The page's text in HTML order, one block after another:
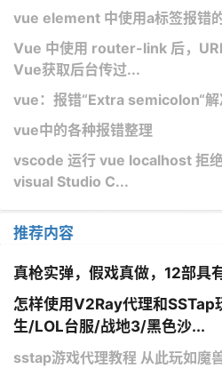
vue element 中使用a标签报错
Vue 中使用 router-link 后，
Vue获取后台传过...
vue：报错“Extra semicolon“解
vue中的各种报错整理
vscode 运行 vue localhost 拒
visual Studio C...
推荐内容
真枪实弹，假戏真做，12部具
怎样使用V2Ray代理和SSTap
生/LOL台服/战地3/黑色沙...
sstap游戏代理教程 从此玩如魔